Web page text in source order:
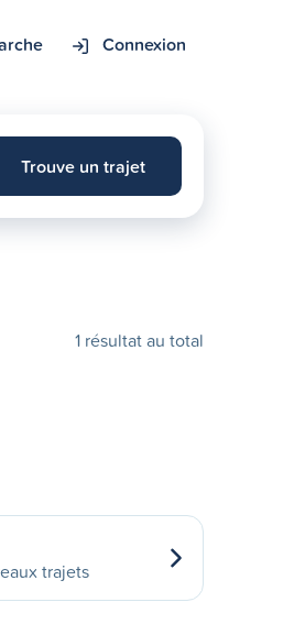
Connexion
Trouve un trajet
1 résultat au total
trajets